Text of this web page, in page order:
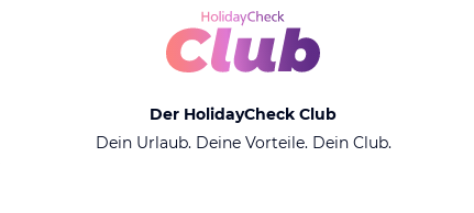
Der HolidayCheck Club
Dein Urlaub. Deine Vorteile. Dein Club.